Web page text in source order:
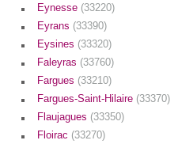
Eynesse (33220)
Eyrans (33390)
Eysines (33320)
Faleyras (33760)
Fargues (33210)
Fargues-Saint-Hilaire (33370)
Flaujagues (33350)
Floirac (33270)